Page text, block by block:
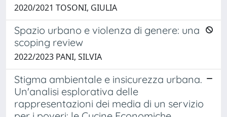
2020/2021 TOSONI, GIULIA
Spazio urbano e violenza di genere: una
scoping review
2022/2023 PANI, SILVIA
Stigma ambientale e insicurezza urbana.
Un'analisi esplorativa delle
rappresentazioni dei media di un servizio